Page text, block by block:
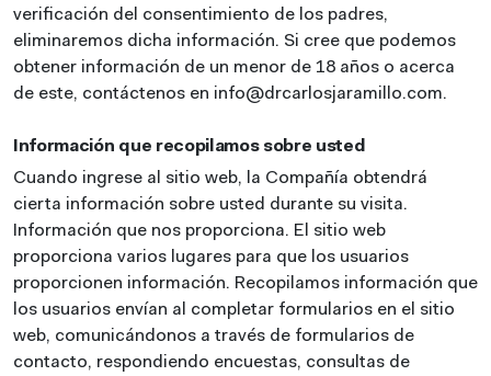
verificación del consentimiento de los padres,
eliminaremos dicha información. Si cree que podemos
obtener información de un menor de 18 años o acerca
de este, contáctenos en info@drcarlosjaramillo.com.
Información que recopilamos sobre usted
Cuando ingrese al sitio web, la Compañía obtendrá
cierta información sobre usted durante su visita.
Información que nos proporciona. El sitio web
proporciona varios lugares para que los usuarios
proporcionen información. Recopilamos información que
los usuarios envían al completar formularios en el sitio
web, comunicándonos a través de formularios de
contacto, respondiendo encuestas, consultas de